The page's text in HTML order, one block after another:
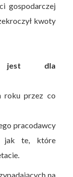
gospodarczej
kwoty
jest dla
roku przez co
pracodawcy
jak te, które
na